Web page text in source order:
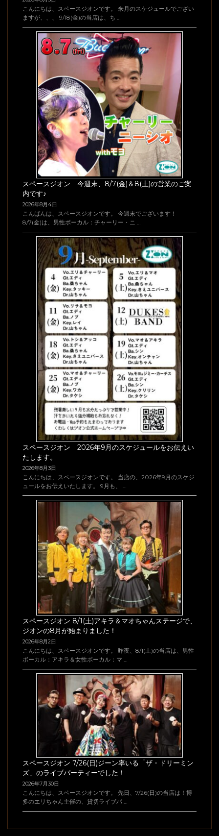
こんにちは、スペースジオンです。 来月のスケジュールでござい
ますが、、、 9/18(金)の当店は、ち …
スペースジオン 今週末、8/7(金)＆8(土)の営業のご案
内です♪
2026年8月4日
こんばんは、スペースジオンです。 今週末でございます！
8/7(金)は、男性ボーカル：チャーリー・ニ …
スペースジオン 2026年9月のスケジュールをお伝えい
たします。
2026年8月3日
こんにちは、スペースジオンです。 当店の、2026年9月のスケジ
ュールをお伝えいたします。 9月も、 …
スペースジオン 8/1(土)アキラ＆マオちゃんステージで、
ジオンの8月が始まりました！
2026年8月2日
こんにちは、スペースジオンです。 昨夜、8/1(土)の当店は、男性
ボーカル：アキラ＆女性ボーカル：マ …
スペースジオン 7/26(日)ジーン率いる「ザ・ドリーミン
ズ」のライブパーティーでした！
2026年7月30日
こんにちは、スペースジオンです。 先日、7/26(日)の当店は！博
多のエリちゃん主催の、貸切ライブパ …